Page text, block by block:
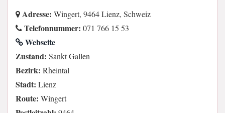
Adresse: Wingert, 9464 Lienz, Schweiz
Telefonnummer: 071 766 15 53
Webseite
Zustand: Sankt Gallen
Bezirk: Rheintal
Stadt: Lienz
Route: Wingert